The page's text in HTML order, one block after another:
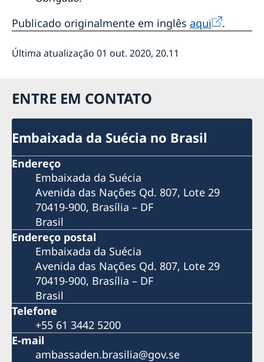
Suécia no Festival Tarrafa Literária 2018
Suécia no Dia Mundial Sem Carro 2018
Pais Presentes em Porto Alegre
#Bergman100 em Palmas
#Bergman100 em Goiânia
#Bergman100 em Recife
#Bergman100 em Porto Alegre
#Bergman100 no CAIXA Belas Artes em São Paulo
Pais Presentes
Publicado originalmente em inglês aqui .
Última atualização 01 out. 2020, 20.11
ENTRE EM CONTATO
Embaixada da Suécia no Brasil
Endereço
Embaixada da Suécia
Avenida das Nações Qd. 807, Lote 29
70419-900, Brasília – DF
Brasil
Endereço postal
Embaixada da Suécia
Avenida das Nações Qd. 807, Lote 29
70419-900, Brasília – DF
Brasil
Telefone
+55 61 3442 5200
E-mail
ambassaden.brasilia@gov.se